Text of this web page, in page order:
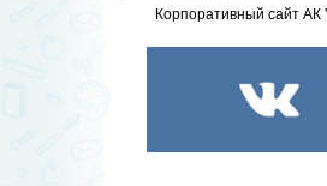
Корпоративный сайт АК